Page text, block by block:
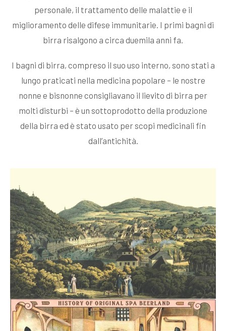
personale, il trattamento delle malattie e il
miglioramento delle difese immunitarie. I primi bagni di
birra risalgono a circa duemila anni fa.
I bagni di birra, compreso il suo uso interno, sono stati a
lungo praticati nella medicina popolare – le nostre
nonne e bisnonne consigliavano il lievito di birra per
molti disturbi – è un sottoprodotto della produzione
della birra ed è stato usato per scopi medicinali fin
dall’antichità.